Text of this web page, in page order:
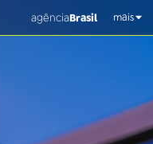
agênciaBrasil mais